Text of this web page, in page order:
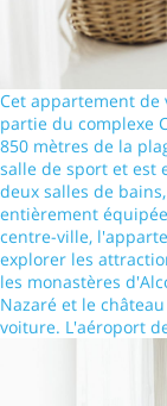
Cet appartement de
partie du complexe
850 mètres de la
salle de sport et est
deux salles de
entièrement
centre-ville,
explorer les
les monastères
Nazaré et le
voiture. L'aéroport